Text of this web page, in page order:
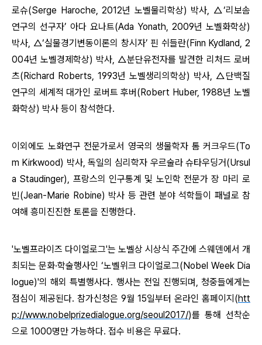
로슈(Serge Haroche, 2012년 노벨물리학상) 박사, △‘리보솜
연구의 선구자’ 아다 요나트(Ada Yonath, 2009년 노벨화학상)
박사, △‘실물경기변동이론의 창시자’ 핀 쉬들란(Finn Kydland, 2
004년 노벨경제학상) 박사, △분단유전자를 발견한 리처드 로버
츠(Richard Roberts, 1993년 노벨생리의학상) 박사, △단백질
연구의 세계적 대가인 로버트 후버(Robert Huber, 1988년 노벨
화학상) 박사 등이 참석한다.
이외에도 노화연구 전문가로서 영국의 생물학자 톰 커크우드(To
m Kirkwood) 박사, 독일의 심리학자 우르술라 슈타우딩거(Ursul
a Staudinger), 프랑스의 인구통계 및 노인학 전문가 장 마리 로
빈(Jean-Marie Robine) 박사 등 관련 분야 석학들이 패널로 참
여해 흥미진진한 토론을 진행한다.
'노벨프라이즈 다이얼로그'는 노벨상 시상식 주간에 스웨덴에서 개
최되는 문화·학술행사인 ‘노벨위크 다이얼로그(Nobel Week Dia
logue)'의 해외 특별행사다. 행사는 전일 진행되며, 청중들에게는
점심이 제공된다. 참가신청은 9월 15일부터 온라인 홈페이지(htt
p://www.nobelprizedialogue.org/seoul2017/)를 통해 선착순
으로 1000명만 가능하다. 접수 비용은 무료다.